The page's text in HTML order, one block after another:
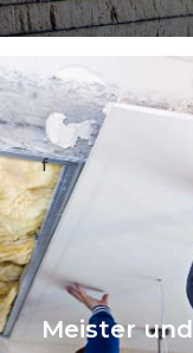
f
Meister und